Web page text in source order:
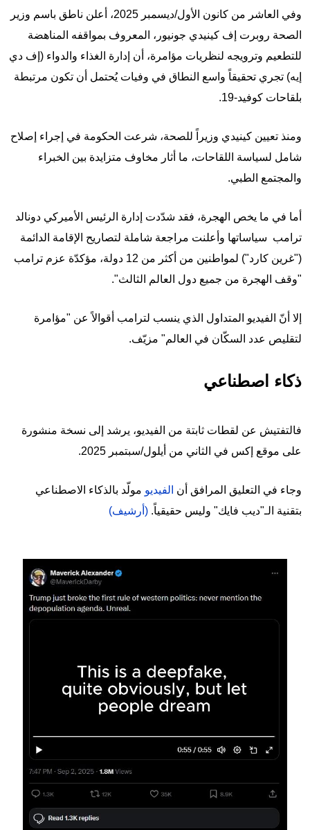
وفي العاشر من كانون الأول/ديسمبر 2025، أعلن ناطق باسم وزير
الصحة روبرت إف كينيدي جونيور، المعروف بمواقفه المناهضة
للتطعيم وترويجه لنظريات مؤامرة، أن إدارة الغذاء والدواء (إف دي
إيه) تجري تحقيقاً واسع النطاق في وفيات يُحتمل أن تكون مرتبطة
بلقاحات كوفيد-19.
ومنذ تعيين كينيدي وزيراً للصحة، شرعت الحكومة في إجراء إصلاح
شامل لسياسة اللقاحات، ما أثار مخاوف متزايدة بين الخبراء
والمجتمع الطبي.
أما في ما يخص الهجرة، فقد شدّدت إدارة الرئيس الأميركي دونالد
ترامب سياساتها وأعلنت مراجعة شاملة لتصاريح الإقامة الدائمة
("غرين كارد") لمواطنين من أكثر من 12 دولة، مؤكدّة عزم ترامب
"وقف الهجرة من جميع دول العالم الثالث".
إلا أنّ الفيديو المتداول الذي ينسب لترامب أقوالاً عن "مؤامرة
لتقليص عدد السكّان في العالم" مزيّف.
ذكاء اصطناعي
فالتفتيش عن لقطات ثابتة من الفيديو، يرشد إلى نسخة منشورة
على موقع إكس في الثاني من أيلول/سبتمبر 2025.
وجاء في التعليق المرافق أن الفيديو مولّد بالذكاء الاصطناعي
بتقنية الـ"ديب فايك" وليس حقيقياً. (أرشيف)